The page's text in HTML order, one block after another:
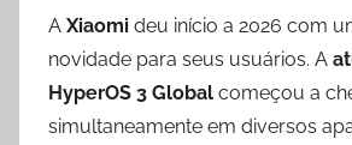
h
a
s
A
e
l
g
r
a
c
b
o
h
a
e
A Xiaomi deu início a 2026 com
novidade para seus usuários. A
HyperOS 3 Global começou a
simultaneamente em diversos